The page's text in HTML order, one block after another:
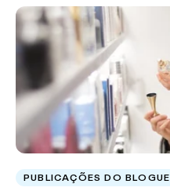
PUBLICAÇÕES DO BLOGUE